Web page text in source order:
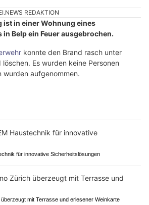
REDAKTION
ist in einer Wohnung eines
Belp ein Feuer ausgebrochen.
konnte den Brand rasch unter
Es wurden keine Personen
aufgenommen.
für innovative Sicherheitslösungen
mit Terrasse und erlesener Weinkarte